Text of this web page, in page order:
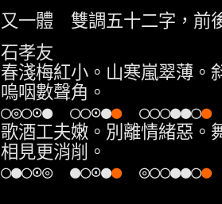
又一體 雙調五十二字，前
石孝友
春淺梅紅小。山寒嵐翠薄。
嗚咽數聲角。
○◎○⊙● ○○⊙●●○○○●●○●
歌酒工夫嫩。別離情緒惡。
相見更消削。
○●○⊙◎ ●○⊙●●◎○○●●○